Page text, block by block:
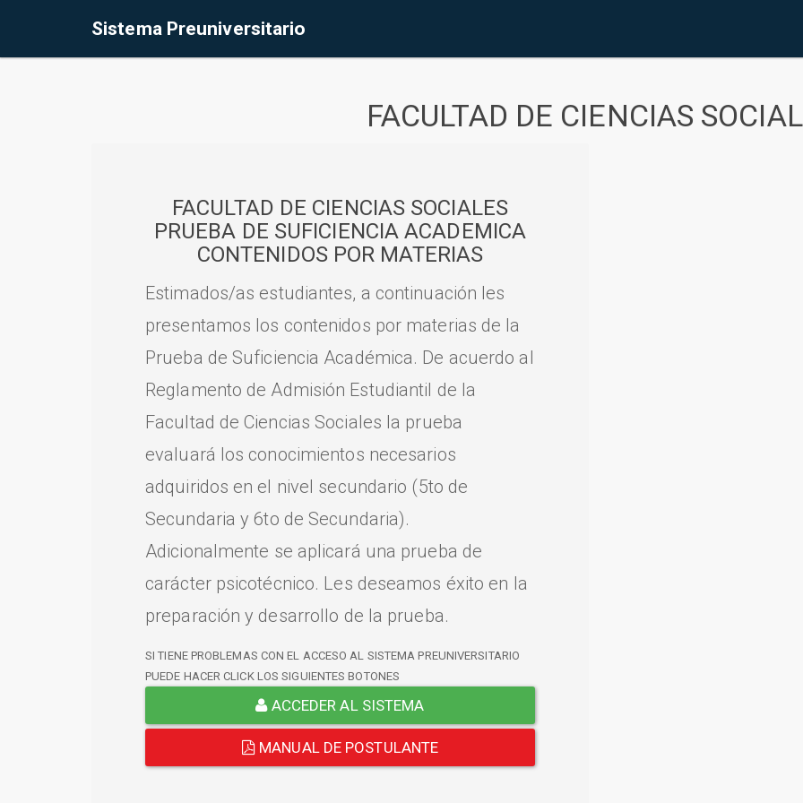
Sistema Preuniversitario
FACULTAD DE CIENCIAS
FACULTAD DE CIENCIAS SOCIALES
PRUEBA DE SUFICIENCIA ACADEMICA
CONTENIDOS POR MATERIAS
Estimados/as estudiantes, a continuación les
presentamos los contenidos por materias de la
Prueba de Suficiencia Académica. De acuerdo al
Reglamento de Admisión Estudiantil de la
Facultad de Ciencias Sociales la prueba
evaluará los conocimientos necesarios
adquiridos en el nivel secundario (5to de
Secundaria y 6to de Secundaria).
Adicionalmente se aplicará una prueba de
carácter psicotécnico. Les deseamos éxito en la
preparación y desarrollo de la prueba.
SI TIENE PROBLEMAS CON EL ACCESO AL SISTEMA PREUNIVERSITARIO
PUEDE HACER CLICK LOS SIGUIENTES BOTONES
ACCEDER AL SISTEMA
MANUAL DE POSTULANTE